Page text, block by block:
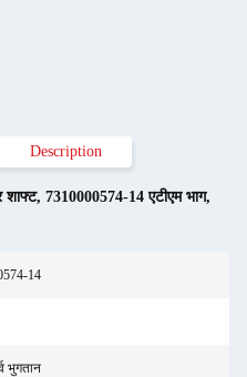
Description
शाफ्ट, 7310000574-14 एटीएम भाग,
14
भुगतान